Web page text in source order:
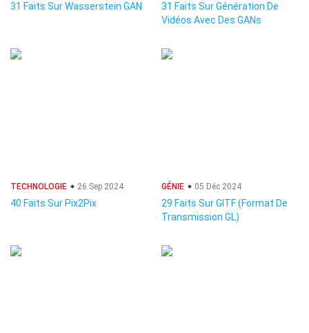
31 Faits Sur Wasserstein GAN
31 Faits Sur Génération De
Vidéos Avec Des GANs
TECHNOLOGIE 26 Sep 2024
40 Faits Sur Pix2Pix
GÉNIE 05 Déc 2024
29 Faits Sur GlTF (Format De
Transmission GL)